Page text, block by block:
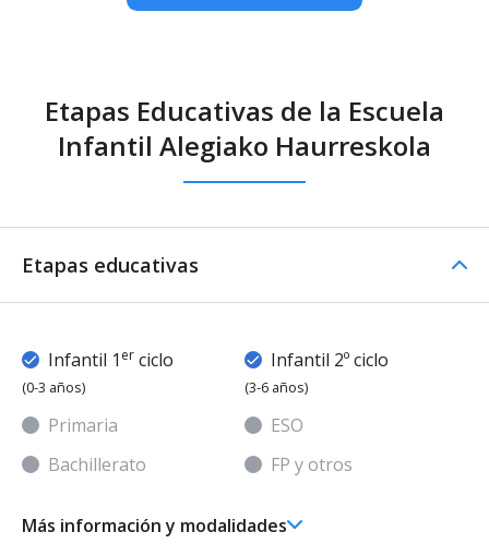
Etapas Educativas de la Escuela
Infantil Alegiako Haurreskola
Etapas educativas
Infantil 1 er ciclo
(0-3 años)
Infantil 2º ciclo
(3-6 años)
Primaria
ESO
Bachillerato
FP y otros
Más información y modalidades